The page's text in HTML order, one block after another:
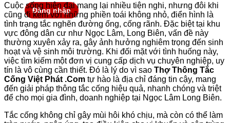
Đăng nhập
Cuộc sống hiện đại mang lại nhiều tiện nghi, nhưng đôi khi
cũng đi kèm với những phiền toái không nhỏ, điển hình là
tình trạng tắc nghẽn đường ống, cống rãnh. Đặc biệt tại khu
vực đông dân cư như Ngọc Lâm, Long Biên, vấn đề này
thường xuyên xảy ra, gây ảnh hưởng nghiêm trọng đến sinh
hoạt và vệ sinh môi trường. Khi đối mặt với tình huống này,
việc tìm kiếm một đơn vị cung cấp dịch vụ chuyên nghiệp, uy
tín là vô cùng cần thiết. Đó là lý do vì sao Thợ Thông Tắc
Cống Việt Phát .Com tự hào là địa chỉ đáng tin cậy, mang
đến giải pháp thông tắc cống hiệu quả, nhanh chóng và triệt
để cho mọi gia đình, doanh nghiệp tại Ngọc Lâm Long Biên.
Tắc cống không chỉ gây mùi hôi khó chịu, mà còn có thể làm